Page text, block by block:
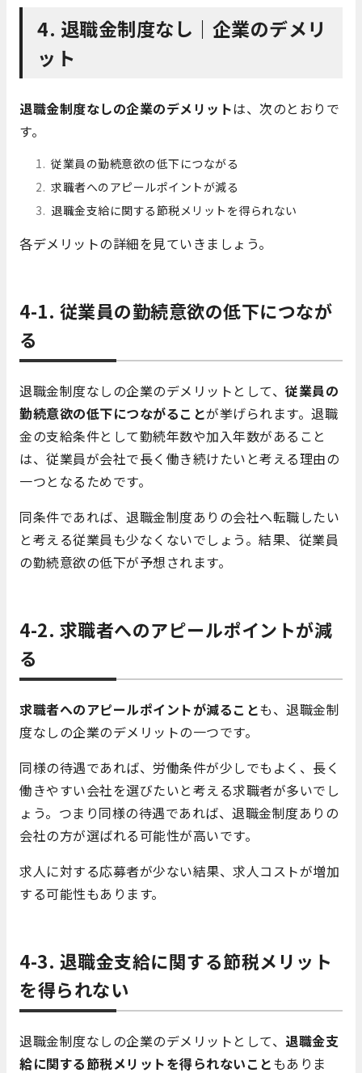
4. 退職金制度なし｜企業のデメリ
ット
退職金制度なしの企業のデメリットは、次のとおりで
す。
従業員の勤続意欲の低下につながる
求職者へのアピールポイントが減る
退職金支給に関する節税メリットを得られない
各デメリットの詳細を見ていきましょう。
4-1. 従業員の勤続意欲の低下につなが
る
退職金制度なしの企業のデメリットとして、 従業員の
勤続意欲の低下につながることが挙げられます。退職
金の支給条件として勤続年数や加入年数があること
は、従業員が会社で長く働き続けたいと考える理由の
一つとなるためです。
同条件であれば、退職金制度ありの会社へ転職したい
と考える従業員も少なくないでしょう。結果、従業員
の勤続意欲の低下が予想されます。
4-2. 求職者へのアピールポイントが減
る
求職者へのアピールポイントが減ることも、退職金制
度なしの企業のデメリットの一つです。
同様の待遇であれば、労働条件が少しでもよく、長く
働きやすい会社を選びたいと考える求職者が多いでし
ょう。つまり同様の待遇であれば、退職金制度ありの
会社の方が選ばれる可能性が高いです。
求人に対する応募者が少ない結果、求人コストが増加
する可能性もあります。
4-3. 退職金支給に関する節税メリット
を得られない
退職金制度なしの企業のデメリットとして、 退職金支
給に関する節税メリットを得られないこともありま